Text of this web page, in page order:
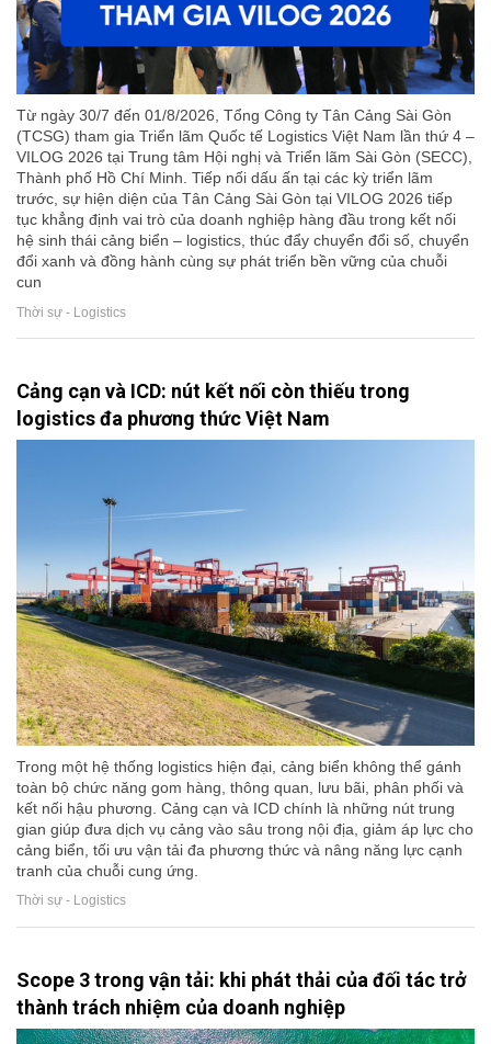
Từ ngày 30/7 đến 01/8/2026, Tổng Công ty Tân Cảng Sài Gòn
(TCSG) tham gia Triển lãm Quốc tế Logistics Việt Nam lần thứ 4 –
VILOG 2026 tại Trung tâm Hội nghị và Triển lãm Sài Gòn (SECC),
Thành phố Hồ Chí Minh. Tiếp nối dấu ấn tại các kỳ triển lãm
trước, sự hiện diện của Tân Cảng Sài Gòn tại VILOG 2026 tiếp
tục khẳng định vai trò của doanh nghiệp hàng đầu trong kết nối
hệ sinh thái cảng biển – logistics, thúc đẩy chuyển đổi số, chuyển
đổi xanh và đồng hành cùng sự phát triển bền vững của chuỗi
cun
Thời sự - Logistics
Cảng cạn và ICD: nút kết nối còn thiếu trong
logistics đa phương thức Việt Nam
Trong một hệ thống logistics hiện đại, cảng biển không thể gánh
toàn bộ chức năng gom hàng, thông quan, lưu bãi, phân phối và
kết nối hậu phương. Cảng cạn và ICD chính là những nút trung
gian giúp đưa dịch vụ cảng vào sâu trong nội địa, giảm áp lực cho
cảng biển, tối ưu vận tải đa phương thức và nâng năng lực cạnh
tranh của chuỗi cung ứng.
Thời sự - Logistics
Scope 3 trong vận tải: khi phát thải của đối tác trở
thành trách nhiệm của doanh nghiệp